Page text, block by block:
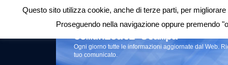
Login|RSS |
Comunicati stampa
Ogni giorno tutte le informazioni aggiornate dal Web.
tuo comunicato.
Questo sito utilizza cookie, anche di terze parti, per
Proseguendo nella navigazione oppure premendo